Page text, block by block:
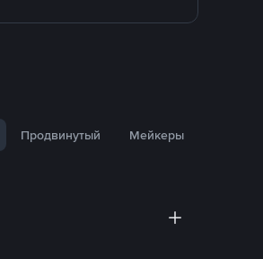
Продвинутый Мейкеры